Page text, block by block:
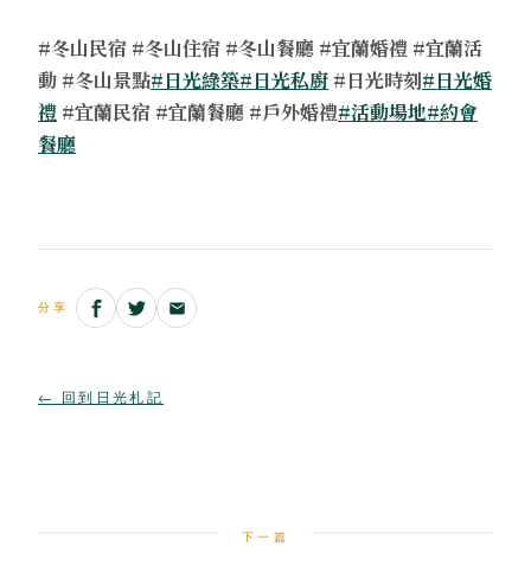
#冬山民宿 #冬山住宿 #冬山餐廳 #宜蘭婚禮 #宜蘭活
動 #冬山景點#日光綠築#日光私廚 #日光時刻#日光婚
禮 #宜蘭民宿 #宜蘭餐廳 #戶外婚禮#活動場地#約會
餐廳
分享
← 回到日光札記
下一篇